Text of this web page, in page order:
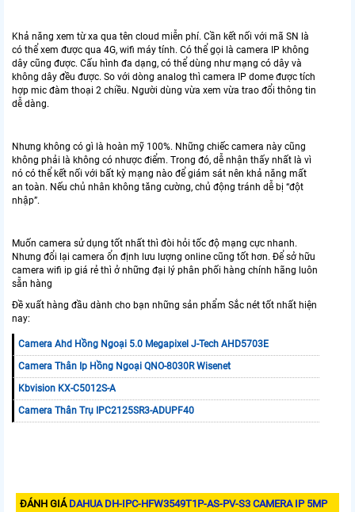
Khả năng xem từ xa qua tên cloud miễn phí. Cần kết nối với mã SN là
có thể xem được qua 4G, wifi máy tính. Có thể gọi là camera IP không
dây cũng được. Cấu hình đa dạng, có thể dùng như mạng có dây và
không dây đều được. So với dòng analog thì camera IP dome được tích
hợp mic đàm thoại 2 chiều. Người dùng vừa xem vừa trao đổi thông tin
dễ dàng.
Nhưng không có gì là hoàn mỹ 100%. Những chiếc camera này cũng
không phải là không có nhược điểm. Trong đó, dễ nhận thấy nhất là vì
nó có thể kết nối với bất kỳ mạng nào để giám sát nên khả năng mất
an toàn. Nếu chủ nhân không tăng cường, chủ động tránh dễ bị “đột
nhập”.
Muốn camera sử dụng tốt nhất thì đòi hỏi tốc độ mạng cực nhanh.
Nhưng đổi lại camera ổn định lưu lượng online cũng tốt hơn. Để sở hữu
camera wifi ip giá rẻ thì ở những đại lý phân phối hàng chính hãng luôn
sẵn hàng
Đề xuất hàng đầu dành cho bạn những sản phẩm Sắc nét tốt nhất hiện
nay:
Camera Ahd Hồng Ngoại 5.0 Megapixel J-Tech AHD5703E
Camera Thân Ip Hồng Ngoại QNO-8030R Wisenet
Kbvision KX-C5012S-A
Camera Thân Trụ IPC2125SR3-ADUPF40
ĐÁNH GIÁ DAHUA DH-IPC-HFW3549T1P-AS-PV-S3 CAMERA IP 5MP